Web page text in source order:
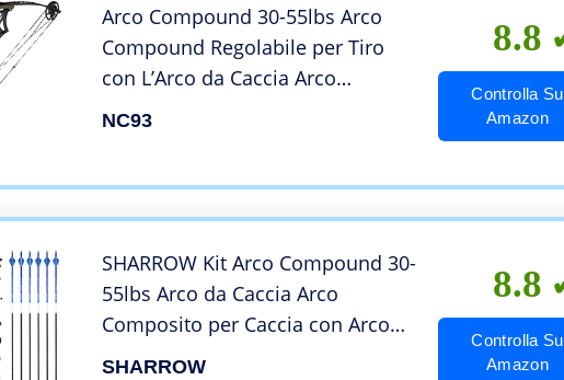
Arco Compound 30-55lbs Arco
Compound Regolabile per Tiro
con L’Arco da Caccia Arco
Compound per Adulti – Mano
NC93
8.8
Controlla Su
Amazon
SHARROW Kit Arco Compound 30-
55lbs Arco da Caccia Arco
Composito per Caccia con Arco
all’aperto (Nero+Frecce)
SHARROW
8.8
Controlla Su
Amazon